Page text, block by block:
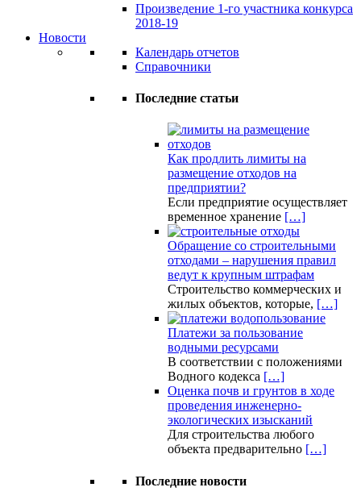
Произведение 1-го участника конкурса
2018-19
Новости
Календарь отчетов
Справочники
Последние статьи
Как продлить лимиты на
размещение отходов на
предприятии?
Если предприятие осуществляет
временное хранение […]
Обращение со строительными
отходами – нарушения правил
ведут к крупным штрафам
Строительство коммерческих и
жилых объектов, которые, […]
Платежи за пользование
водными ресурсами
В соответствии с положениями
Водного кодекса […]
Оценка почв и грунтов в ходе
проведения инженерно-
экологических изысканий
Для строительства любого
объекта предварительно […]
Последние новости